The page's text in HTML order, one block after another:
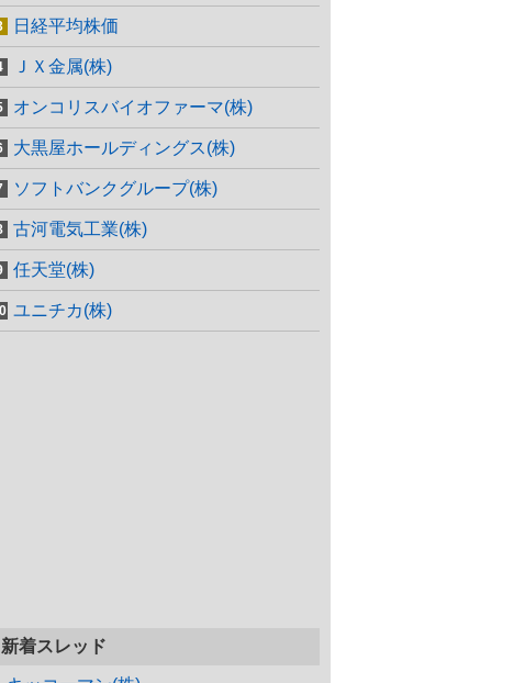
日経平均株価
ＪＸ金属(株)
オンコリスバイオファーマ(株)
大黒屋ホールディングス(株)
ソフトバンクグループ(株)
古河電気工業(株)
任天堂(株)
ユニチカ(株)
新着スレッド